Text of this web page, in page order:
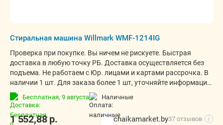
Стиральная машина Willmark WMF-1214IG
Проверка при покупке. Вы ничем не рискуете. Быстрая
доставка в любую точку РБ. Доставка осуществляется без
подъема. Не работаем с Юр. лицами и картами рассрочка. В
наличии 1 шт. Для заказа более 1 шт, уточняйте информацию
у менеджера.
Бесплатная, 9 августа наличные
1 552,88р. chaikamarket.by37 отзывов i